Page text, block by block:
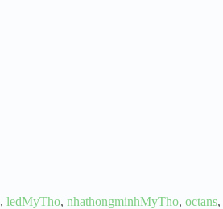
, ledMyTho, nhathongminhMyTho, octans,